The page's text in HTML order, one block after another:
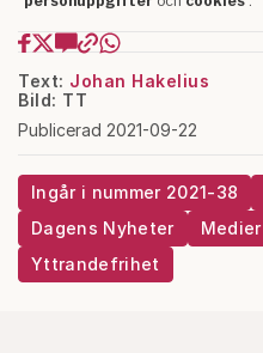
Text: Johan Hakelius
Bild: TT
Publicerad 2021-09-22
Ingår i nummer 2021-38
Dagens Nyheter
Medier
Yttrandefrihet